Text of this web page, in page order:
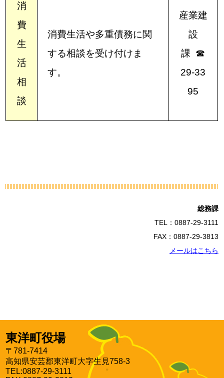
消
費
生
活
相
談
消費生活や多重債務に関
する相談を受け付けま
す。
産業建
設
課 ☎
29-33
95
総務課
TEL：0887-29-3111
FAX：0887-29-3813
メールはこちら
東洋町役場
〒781-7414
高知県安芸郡東洋町大字生見758-3
TEL:0887-29-3111